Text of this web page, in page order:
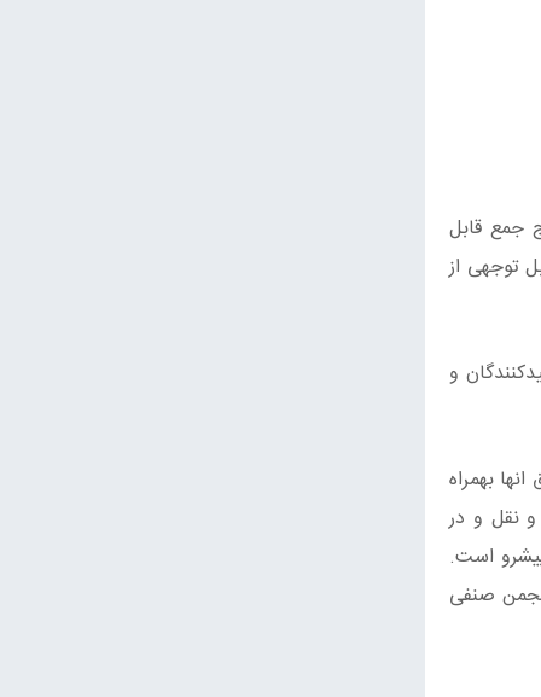
جمع قابل
توجهی از
و
بهمراه
نقل و در
است.
صنفی